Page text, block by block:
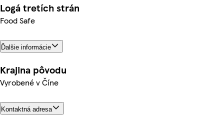
Logá tretích strán
Food Safe
Ďalšie informácie
Krajina pôvodu
Vyrobené v Číne
Kontaktná adresa